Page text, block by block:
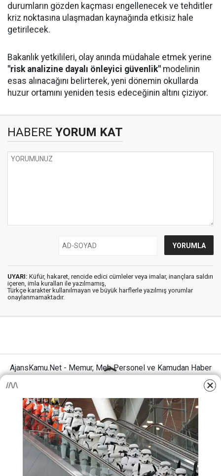
durumların gözden kaçması engellenecek ve tehditler
kriz noktasına ulaşmadan kaynağında etkisiz hale
getirilecek.
Bakanlık yetkilileri, olay anında müdahale etmek yerine
"risk analizine dayalı önleyici güvenlik" modelinin
esas alınacağını belirterek, yeni dönemin okullarda
huzur ortamını yeniden tesis edeceğinin altını çiziyor.
HABERE YORUM KAT
UYARI: Küfür, hakaret, rencide edici cümleler veya imalar, inançlara saldırı
içeren, imla kuralları ile yazılmamış,
Türkçe karakter kullanılmayan ve büyük harflerle yazılmış yorumlar
onaylanmamaktadır.
AjansKamu.Net - Memur, Meb Personel ve Kamudan Haber
Anasayfa Künye İletişim
Gizlilik İlkeleri
Sitene Ekle
MEB Personel – Öğretmen Haberleri